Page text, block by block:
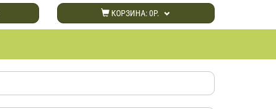
КОРЗИНА:0Р.